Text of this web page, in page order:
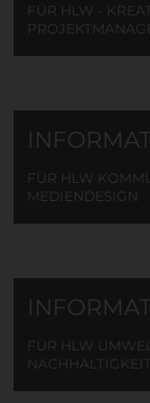
FÜR HLW -
FÜR HLW
MEDIENDESIGN
FÜR HLW